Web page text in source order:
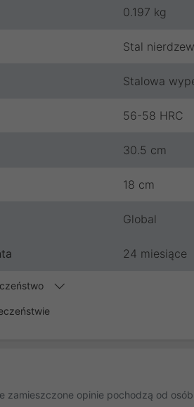
0.197 kg
Stal
Stalowa
56-58 HRC
30.5 cm
18 cm
Global
24 miesiące
zamieszczone opinie pochodzą od